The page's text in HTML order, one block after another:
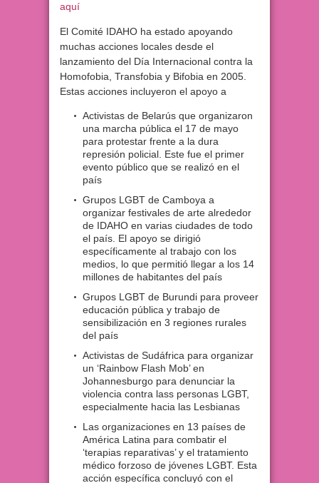
aquí
El Comité IDAHO ha estado apoyando
muchas acciones locales desde el
lanzamiento del Día Internacional contra la
Homofobia, Transfobia y Bifobia en 2005.
Estas acciones incluyeron el apoyo a
Activistas de Belarús que organizaron
una marcha pública el 17 de mayo
para protestar frente a la dura
represión policial. Este fue el primer
evento público que se realizó en el
país
Grupos LGBT de Camboya a
organizar festivales de arte alrededor
de IDAHO en varias ciudades de todo
el país. El apoyo se dirigió
específicamente al trabajo con los
medios, lo que permitió llegar a los 14
millones de habitantes del país
Grupos LGBT de Burundi para proveer
educación pública y trabajo de
sensibilización en 3 regiones rurales
del país
Activistas de Sudáfrica para organizar
un ‘Rainbow Flash Mob’ en
Johannesburgo para denunciar la
violencia contra lass personas LGBT,
especialmente hacia las Lesbianas
Las organizaciones en 13 países de
América Latina para combatir el
‘terapias reparativas’ y el tratamiento
médico forzoso de jóvenes LGBT. Esta
acción específica concluyó con el